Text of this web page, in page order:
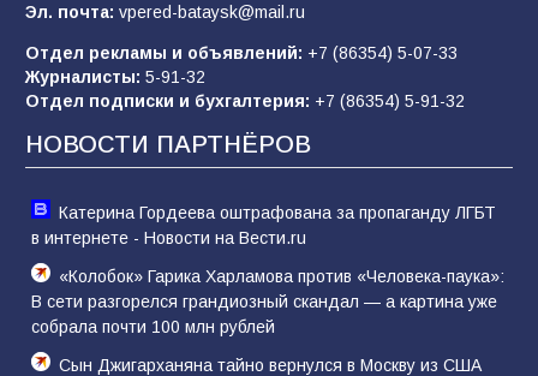
81 02.08.2026
Морской квест в детском саду: как
воспитанники спасали Нептуна
74 01.08.2026
Эл. почта: vpered-bataysk@mail.ru
Отдел рекламы и объявлений: +7 (86354) 5-07-33
Журналисты: 5-91-32
Отдел подписки и бухгалтерия: +7 (86354) 5-91-32
НОВОСТИ ПАРТНЁРОВ
Катерина Гордеева оштрафована за пропаганду ЛГБТ
в интернете - Новости на Вести.ru
«Колобок» Гарика Харламова против «Человека-паука»:
В сети разгорелся грандиозный скандал — а картина уже
собрала почти 100 млн рублей
Сын Джигарханяна тайно вернулся в Москву из США